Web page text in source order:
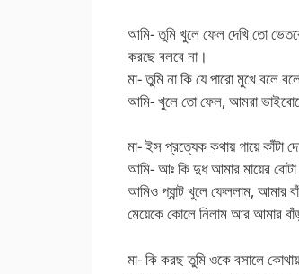
আমি- তুমি খুলে ফেল দেখি তো
করছে বলবে না।
মা- তুমি না কি যে পারো মুখে বলে
আমি- খুলে তো ফেল, আমরা ভাইবোনে
মা- ইস প্রত্যেক কথায় গায়ে কাঁটা
আমি- আঃ কি দুধ আমার মায়ের
আমিও প্যান্ট খুলে ফেললাম, আমার
মেয়েকে কোলে নিলাম আর আমার
মা- কি করছ তুমি ওকে বসালে